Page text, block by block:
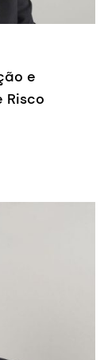
e
Risco